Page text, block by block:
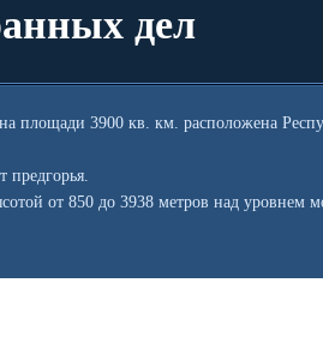
дел
площади 3900 кв. км. расположена
предгорья.
от 850 до 3938 метров над уровнем